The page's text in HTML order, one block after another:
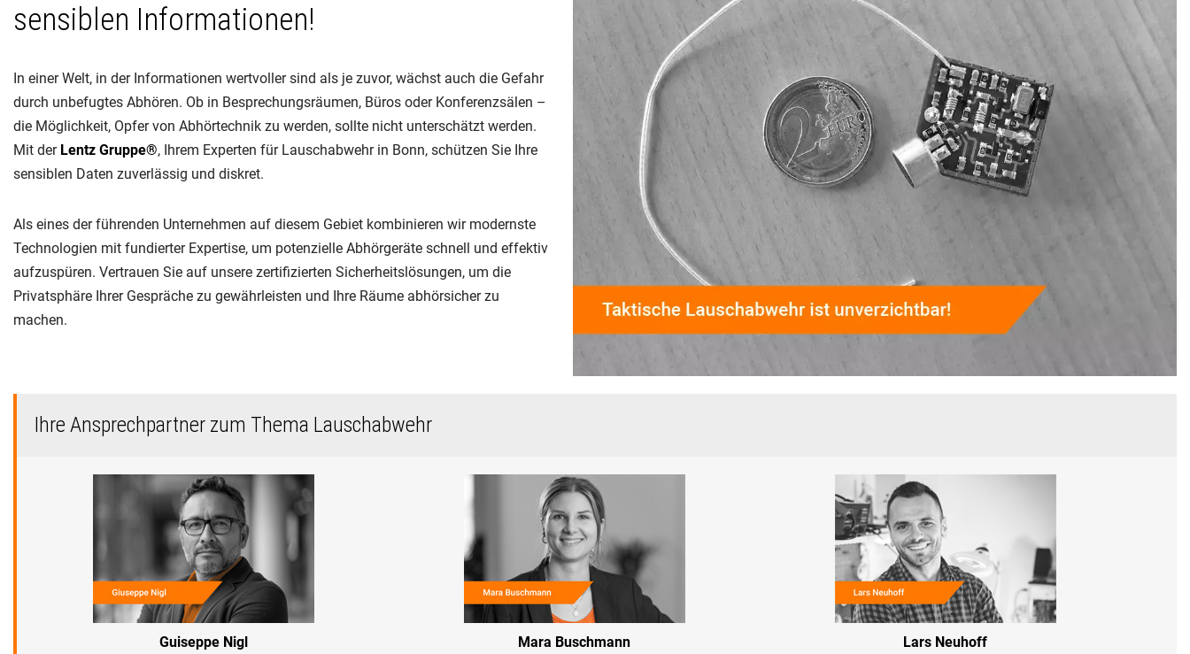
sensiblen Informationen!
In einer Welt, in der Informationen wertvoller sind als je zuvor, wächst auch die Gefahr
durch unbefugtes Abhören. Ob in Besprechungsräumen, Büros oder Konferenzsälen –
die Möglichkeit, Opfer von Abhörtechnik zu werden, sollte nicht unterschätzt werden.
Mit der Lentz Gruppe®, Ihrem Experten für Lauschabwehr in Bonn, schützen Sie Ihre
sensiblen Daten zuverlässig und diskret.
Als eines der führenden Unternehmen auf diesem Gebiet kombinieren wir modernste
Technologien mit fundierter Expertise, um potenzielle Abhörgeräte schnell und effektiv
aufzuspüren. Vertrauen Sie auf unsere zertifizierten Sicherheitslösungen, um die
Privatsphäre Ihrer Gespräche zu gewährleisten und Ihre Räume abhörsicher zu
machen.
Ihre Ansprechpartner zum Thema Lauschabwehr
Guiseppe Nigl
Mara Buschmann
Lars Neuhoff